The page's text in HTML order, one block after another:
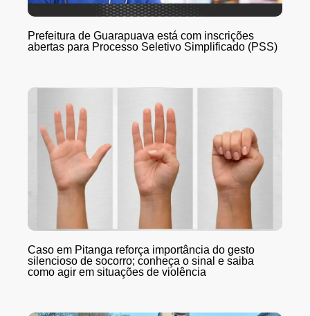
Prefeitura de Guarapuava está com inscrições
abertas para Processo Seletivo Simplificado (PSS)
Caso em Pitanga reforça importância do gesto
silencioso de socorro; conheça o sinal e saiba
como agir em situações de violência